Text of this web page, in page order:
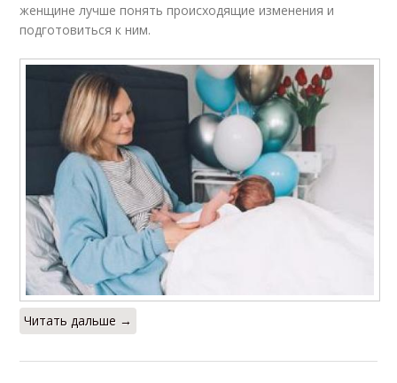
женщине лучше понять происходящие изменения и
подготовиться к ним.
Читать дальше →